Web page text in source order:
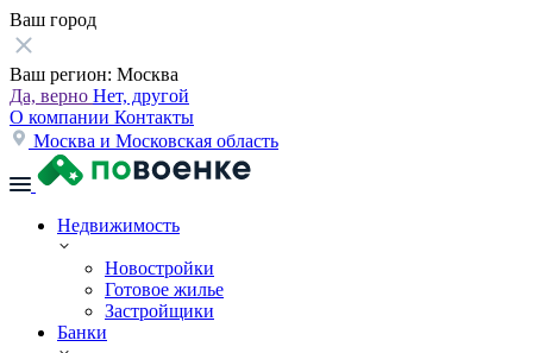
Ваш город
Ваш регион: Москва
Да, верно Нет, другой
О компании Контакты
Москва и Московская область
Недвижимость
Новостройки
Готовое жилье
Застройщики
Банки